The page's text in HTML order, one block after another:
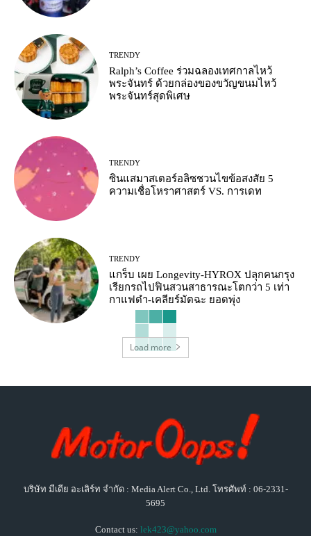
TRENDY
Ralph’s Coffee ร่วมฉลองเทศกาลไหว้
พระจันทร์ ด้วยกล่องของขวัญขนมไหว้
พระจันทร์สุดพิเศษ
TRENDY
ซินแสมาสเตอร์อลิซชวนไขข้อสงสัย 5
ความเชื่อโหราศาสตร์ VS. การเดท
TRENDY
แกร็บ เผย Longevity-HYROX ปลุกคนกรุง
เรียกรถไปฟินสวนสาธารณะโตกว่า 5 เท่า
กาแฟดำ-เคลียร์มัตฉะ ยอดพุ่ง
Load more
บริษัท มีเดีย อะเลิร์ท จำกัด : Media Alert Co., Ltd. โทรศัพท์ : 06-2331-
5695
Contact us: lek423@yahoo.com